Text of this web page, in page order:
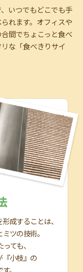
いつでもどこでも手
れます。​オフィスや
間でちょこっと食べ
な「食べきりサイ
成することは、
ツの技術。
ても、
『小枝』の
。